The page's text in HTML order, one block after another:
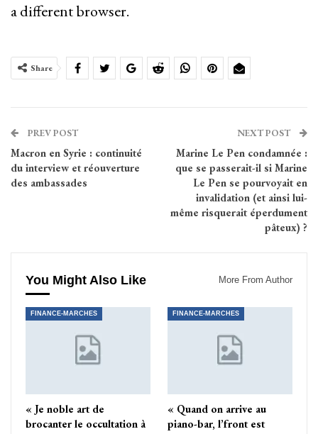
a different browser.
Share
PREV POST
Macron en Syrie : continuité
du interview et réouverture
des ambassades
NEXT POST
Marine Le Pen condamnée :
que se passerait-il si Marine
Le Pen se pourvoyait en
invalidation (et ainsi lui-
même risquerait éperdument
pâteux) ?
You Might Also Like More From Author
FINANCE-MARCHES
« Je noble art de
brocanter le occultation à
FINANCE-MARCHES
« Quand on arrive au
piano-bar, l’front est